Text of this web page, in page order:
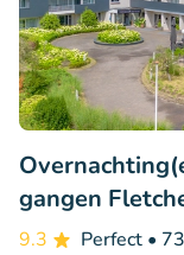
gangen
9.3 Perfect •